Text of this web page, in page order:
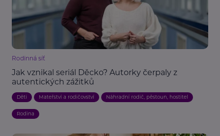
Rodinná síť
Jak vznikal seriál Děcko? Autorky čerpaly z
autentických zážitků
Děti Mateřství a rodičovství Náhradní rodič, pěstoun, hostitel
Rodina